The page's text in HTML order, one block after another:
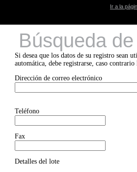
Ir a la
Búsqueda
Si desea que los datos de su registro sean
automática, debe registrarse, caso
Dirección de correo electrónico
Teléfono
Fax
Detalles del lote